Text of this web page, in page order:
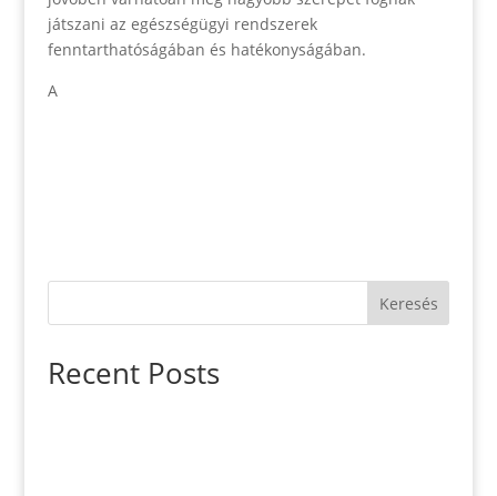
játszani az egészségügyi rendszerek
fenntarthatóságában és hatékonyságában.
A
Keresés
Recent Posts